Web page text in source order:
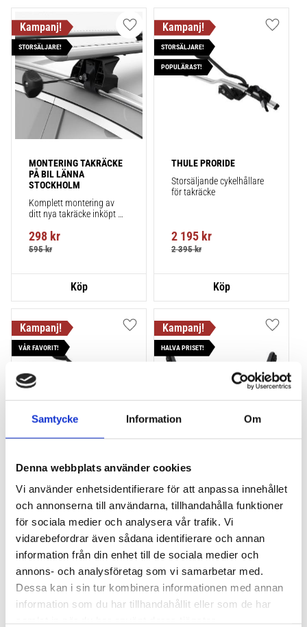
Samtycke Information Om
Denna webbplats använder cookies
Vi använder enhetsidentifierare för att anpassa innehållet
och annonserna till användarna, tillhandahålla funktioner
för sociala medier och analysera vår trafik. Vi
vidarebefordrar även sådana identifierare och annan
information från din enhet till de sociala medier och
annons- och analysföretag som vi samarbetar med.
Dessa kan i sin tur kombinera informationen med annan
information som du har tillhandahållit eller som de har
MONTERING TAKRÄCKE
PÅ BIL LÄNNA
STOCKHOLM
Komplett montering av
ditt nya takräcke inköpt
montering på din bil.
298 kr
595kr
STORSÄLJARE!
Lägg till i favoriter
THULE PRORIDE
Storsäljande cykelhållare
för takräcke
2 195 kr
2 395kr
STORSÄLJARE!
POPULÄRAST!
Lägg
THULE PRORIDE BLACK
takcykelhållare
2 395 kr
2 595 kr
VÅR FAVORIT!
Lägg till i favoriter
THULE DOCKGLIDE
1 495 kr
3 145 kr
HALVA PRISET!
Lägg
Lägg till i favoriter